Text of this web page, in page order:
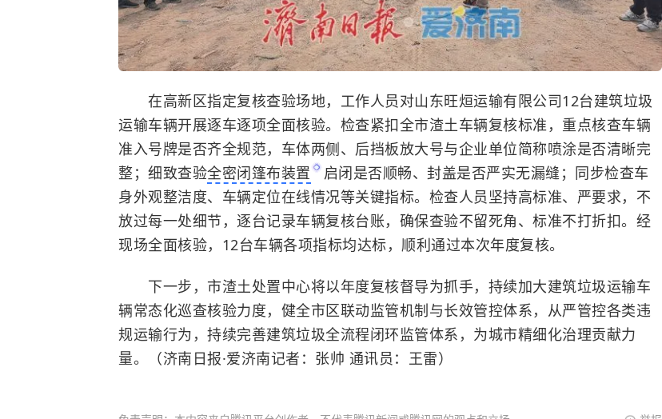
在高新区指定复核查验场地，工作人员对山东旺烜运输有限公司12台建筑垃圾
运输车辆开展逐车逐项全面核验。检查紧扣全市渣土车辆复核标准，重点核查车辆
准入号牌是否齐全规范，车体两侧、后挡板放大号与企业单位简称喷涂是否清晰完
整；细致查验全密闭篷布装置
启闭是否顺畅、封盖是否严实无漏缝；同步检查车
身外观整洁度、车辆定位在线情况等关键指标。检查人员坚持高标准、严要求，不
放过每一处细节，逐台记录车辆复核台账，确保查验不留死角、标准不打折扣。经
现场全面核验，12台车辆各项指标均达标，顺利通过本次年度复核。
下一步，市渣土处置中心将以年度复核督导为抓手，持续加大建筑垃圾运输车
辆常态化巡查核验力度，健全市区联动监管机制与长效管控体系，从严管控各类违
规运输行为，持续完善建筑垃圾全流程闭环监管体系，为城市精细化治理贡献力
量。（济南日报·爱济南记者：张帅 通讯员：王雷）